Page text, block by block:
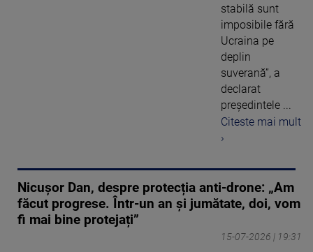
stabilă sunt
imposibile fără
Ucraina pe
deplin
suverană”, a
declarat
președintele ...
Citeste mai mult
›
Nicușor Dan, despre protecția anti-drone: „Am
făcut progrese. Într-un an și jumătate, doi, vom
fi mai bine protejați”
15-07-2026 | 19:31